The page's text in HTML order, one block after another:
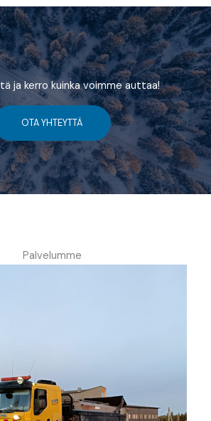
ja kerro kuinka voimme auttaa!
OTA YHTEYTTÄ
Palvelumme